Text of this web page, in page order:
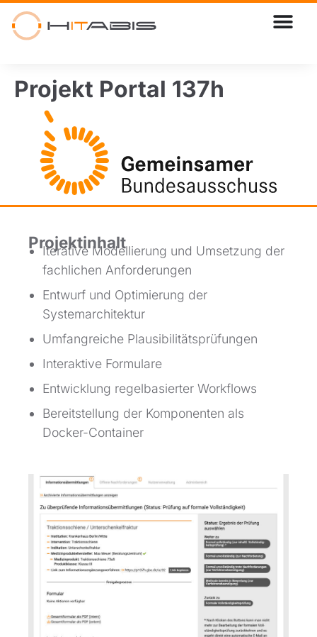
Projekt Portal 137h
Projektinhalt
Iterative Modellierung und Umsetzung der
fachlichen Anforderungen
Entwurf und Optimierung der
Systemarchitektur
Umfangreiche Plausibilitätsprüfungen
Interaktive Formulare
Entwicklung regelbasierter Workflows
Bereitstellung der Komponenten als
Docker-Container